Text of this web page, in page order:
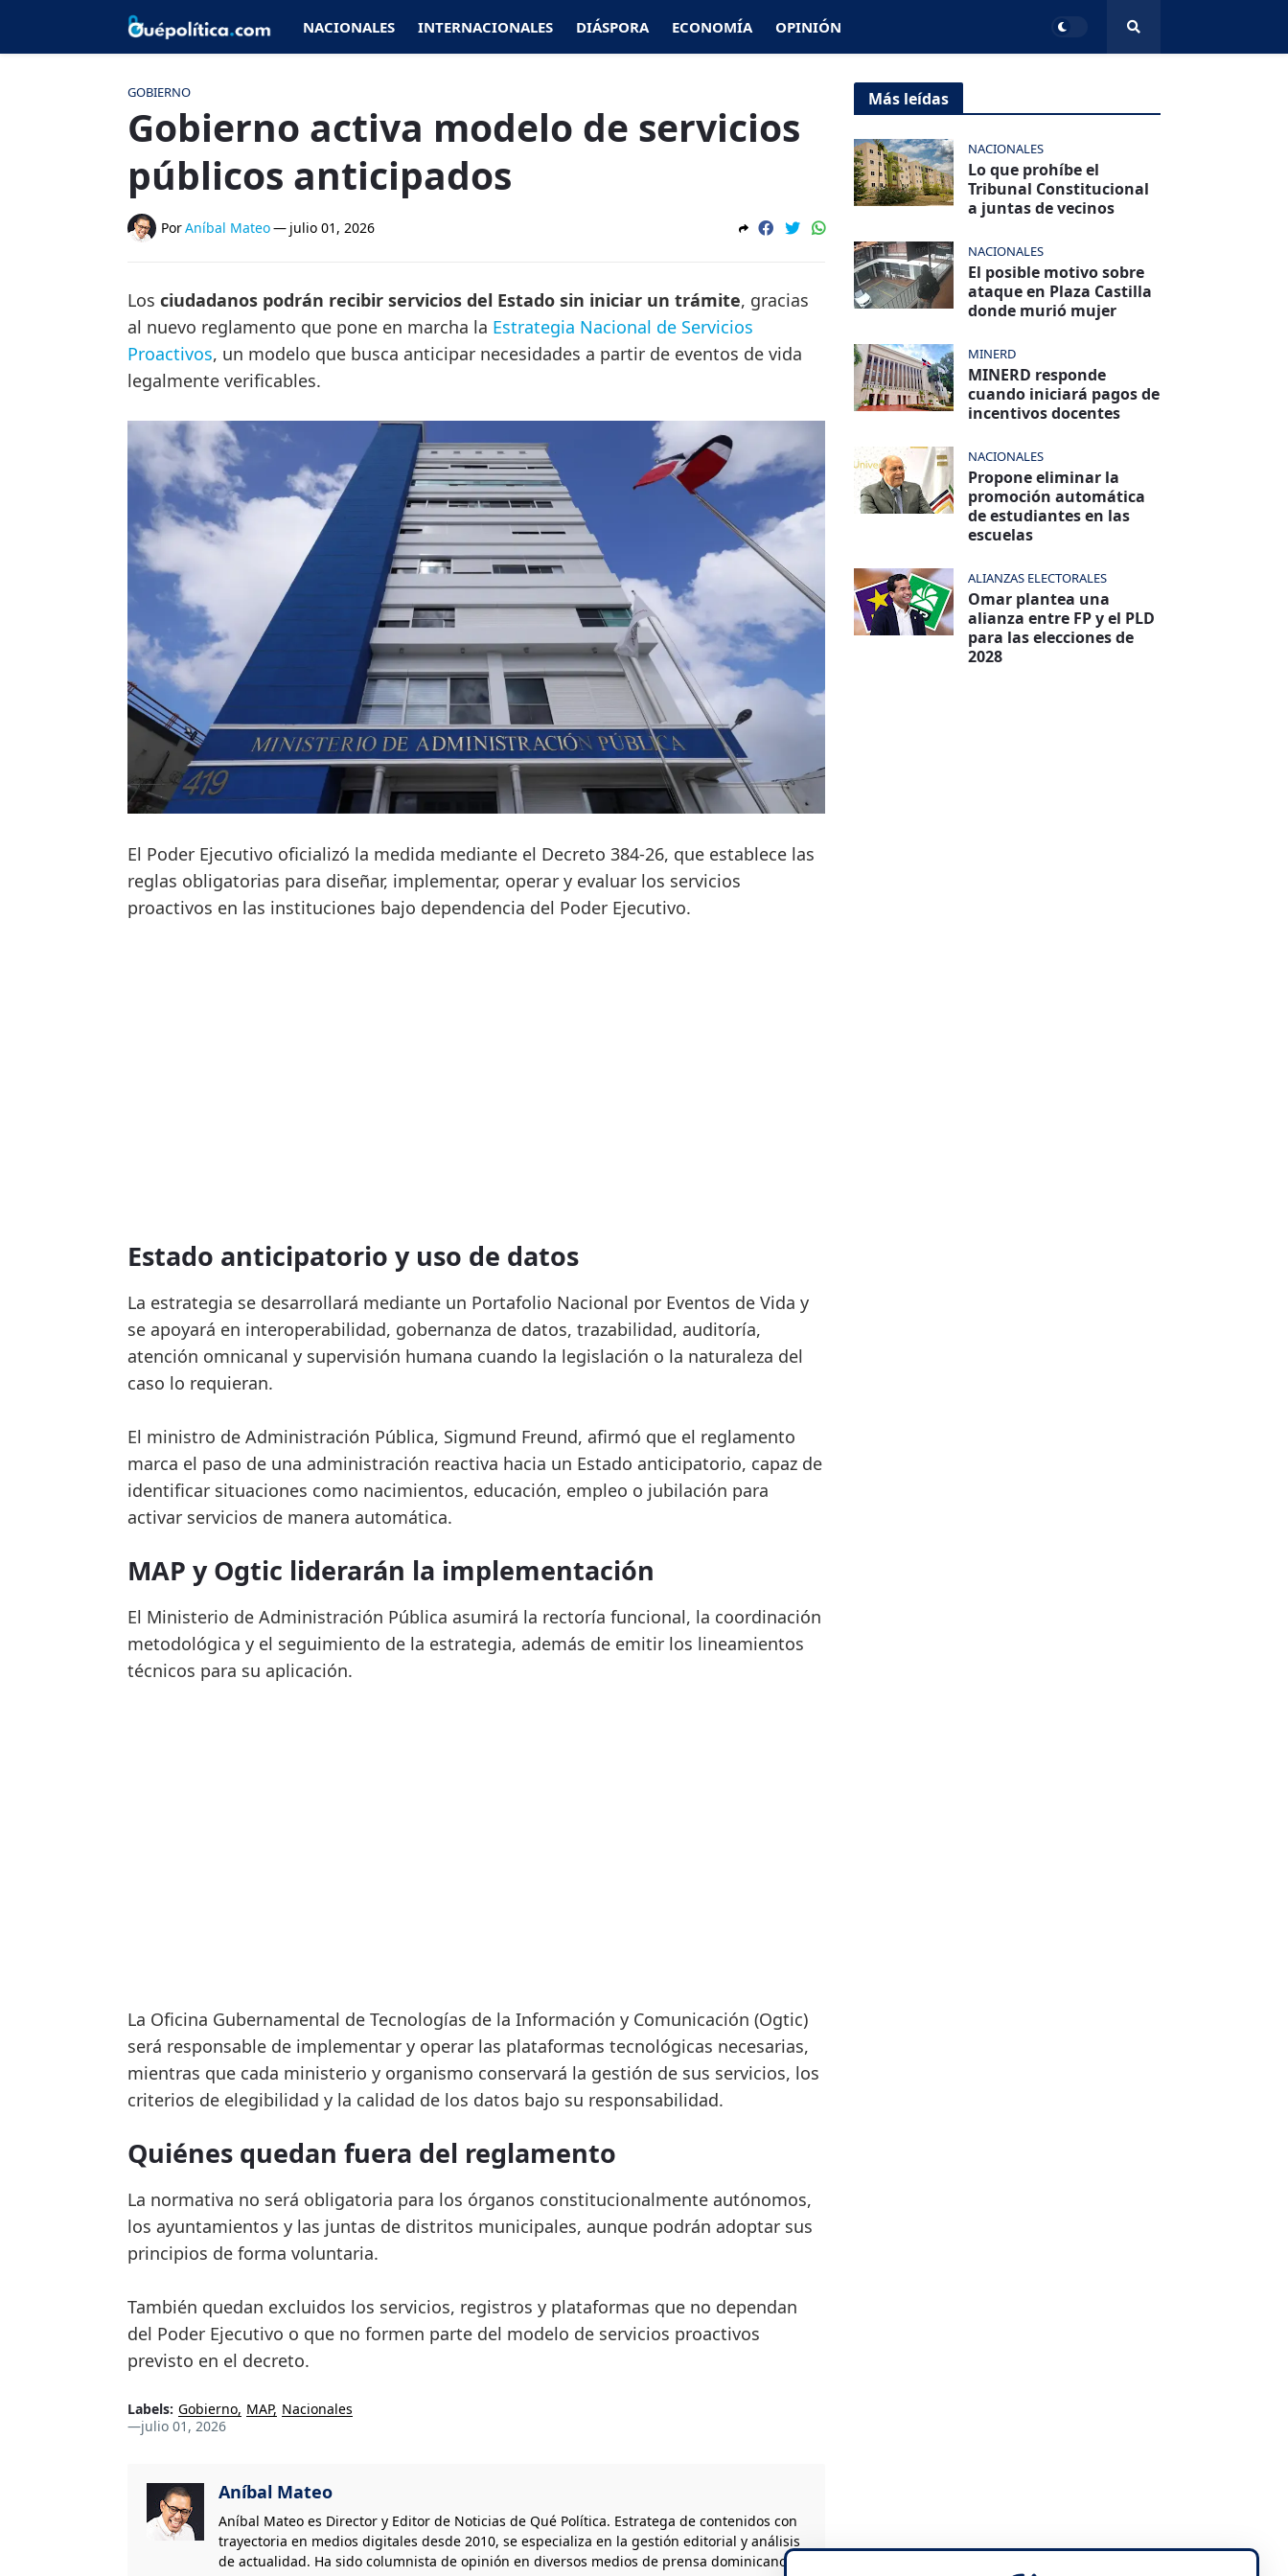
NACIONALES INTERNACIONALES DIÁSPORA ECONOMÍA OPINIÓN
GOBIERNO
Gobierno activa modelo de servicios
públicos anticipados
PorAníbal Mateo— julio 01, 2026
Los ciudadanos podrán recibir servicios del Estado sin iniciar un trámite, gracias
al nuevo reglamento que pone en marcha la Estrategia Nacional de Servicios
Proactivos, un modelo que busca anticipar necesidades a partir de eventos de vida
legalmente verificables.
El Poder Ejecutivo oficializó la medida mediante el Decreto 384-26, que establece las
reglas obligatorias para diseñar, implementar, operar y evaluar los servicios
proactivos en las instituciones bajo dependencia del Poder Ejecutivo.
Estado anticipatorio y uso de datos
La estrategia se desarrollará mediante un Portafolio Nacional por Eventos de Vida y
se apoyará en interoperabilidad, gobernanza de datos, trazabilidad, auditoría,
atención omnicanal y supervisión humana cuando la legislación o la naturaleza del
caso lo requieran.
El ministro de Administración Pública, Sigmund Freund, afirmó que el reglamento
marca el paso de una administración reactiva hacia un Estado anticipatorio, capaz de
identificar situaciones como nacimientos, educación, empleo o jubilación para
activar servicios de manera automática.
MAP y Ogtic liderarán la implementación
El Ministerio de Administración Pública asumirá la rectoría funcional, la coordinación
metodológica y el seguimiento de la estrategia, además de emitir los lineamientos
técnicos para su aplicación.
La Oficina Gubernamental de Tecnologías de la Información y Comunicación (Ogtic)
será responsable de implementar y operar las plataformas tecnológicas necesarias,
mientras que cada ministerio y organismo conservará la gestión de sus servicios, los
criterios de elegibilidad y la calidad de los datos bajo su responsabilidad.
Quiénes quedan fuera del reglamento
La normativa no será obligatoria para los órganos constitucionalmente autónomos,
los ayuntamientos y las juntas de distritos municipales, aunque podrán adoptar sus
principios de forma voluntaria.
También quedan excluidos los servicios, registros y plataformas que no dependan
del Poder Ejecutivo o que no formen parte del modelo de servicios proactivos
previsto en el decreto.
Labels: Gobierno MAP Nacionales
—julio 01, 2026
Aníbal Mateo
Aníbal Mateo es Director y Editor de Noticias de Qué Política. Estratega de contenidos con
trayectoria en medios digitales desde 2010, se especializa en la gestión editorial y análisis
de actualidad. Ha sido columnista de opinión en diversos medios de prensa dominicanos.
Más leídas
NACIONALES
Lo que prohíbe el
Tribunal Constitucional
a juntas de vecinos
NACIONALES
El posible motivo sobre
ataque en Plaza Castilla
donde murió mujer
MINERD
MINERD responde
cuando iniciará pagos de
incentivos docentes
NACIONALES
Propone eliminar la
promoción automática
de estudiantes en las
escuelas
ALIANZAS ELECTORALES
Omar plantea una
alianza entre FP y el PLD
para las elecciones de
2028